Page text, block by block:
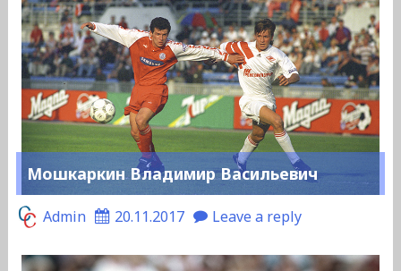
Мошкаркин Владимир Васильевич
Admin 20.11.2017 Leave a reply